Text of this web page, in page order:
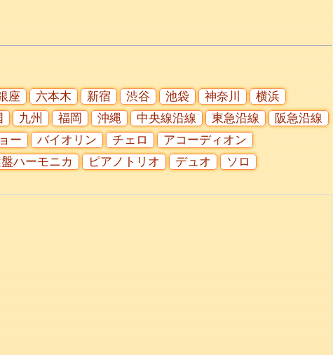
座 六本木 新宿 渋谷 池袋 神奈川
横浜
九州 福岡 沖縄 中央線沿線 東急沿線
阪急沿線
ー バイオリン チェロ
アコーディオン
ハーモニカ ピアノトリオ デュオ
ソロ